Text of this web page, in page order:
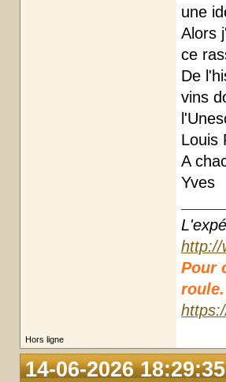
une
Alors
ce
De
vins
Louis
A
Yves
http://
Pour
roule.
Hors ligne
14-06-2026 18:29:35